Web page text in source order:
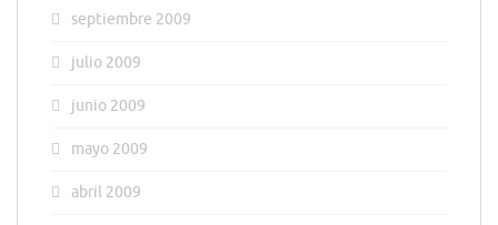
septiembre 2009
julio 2009
junio 2009
mayo 2009
abril 2009